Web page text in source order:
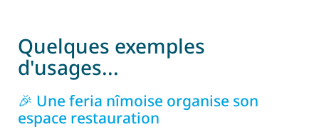
Quelques exemples
d'usages...
🎉 Une feria nîmoise organise son
espace restauration